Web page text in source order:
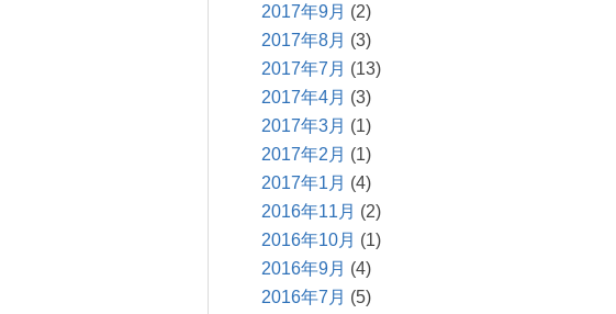
2017年9月 (2)
2017年8月 (3)
2017年7月 (13)
2017年4月 (3)
2017年3月 (1)
2017年2月 (1)
2017年1月 (4)
2016年11月 (2)
2016年10月 (1)
2016年9月 (4)
2016年7月 (5)